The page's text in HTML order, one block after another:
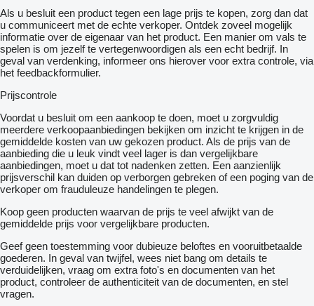
Als u besluit een product tegen een lage prijs te kopen, zorg dan dat
u communiceert met de echte verkoper. Ontdek zoveel mogelijk
informatie over de eigenaar van het product. Een manier om vals te
spelen is om jezelf te vertegenwoordigen als een echt bedrijf. In
geval van verdenking, informeer ons hierover voor extra controle, via
het feedbackformulier.
Prijscontrole
Voordat u besluit om een ​​aankoop te doen, moet u zorgvuldig
meerdere verkoopaanbiedingen bekijken om inzicht te krijgen in de
gemiddelde kosten van uw gekozen product. Als de prijs van de
aanbieding die u leuk vindt veel lager is dan vergelijkbare
aanbiedingen, moet u dat tot nadenken zetten. Een aanzienlijk
prijsverschil kan duiden op verborgen gebreken of een poging van de
verkoper om frauduleuze handelingen te plegen.
Koop geen producten waarvan de prijs te veel afwijkt van de
gemiddelde prijs voor vergelijkbare producten.
Geef geen toestemming voor dubieuze beloftes en vooruitbetaalde
goederen. In geval van twijfel, wees niet bang om details te
verduidelijken, vraag om extra foto's en documenten van het
product, controleer de authenticiteit van de documenten, en stel
vragen.